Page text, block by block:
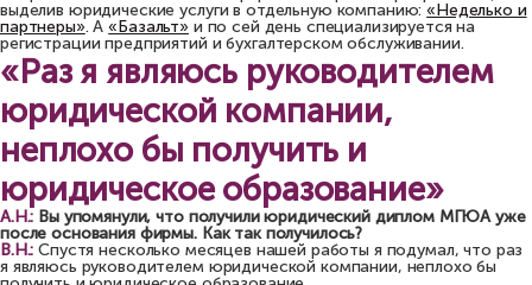
выделив юридические услуги в отдельную компанию: «Неделько и
партнеры». А «Базальт» и по сей день специализируется на
регистрации предприятий и бухгалтерском обслуживании.
«Раз я являюсь руководителем
юридической компании,
неплохо бы получить и
юридическое образование»
А.Н.: Вы упомянули, что получили юридический диплом МГЮА уже
после основания фирмы. Как так получилось?
В.Н.: Спустя несколько месяцев нашей работы я подумал, что раз
я являюсь руководителем юридической компании, неплохо бы